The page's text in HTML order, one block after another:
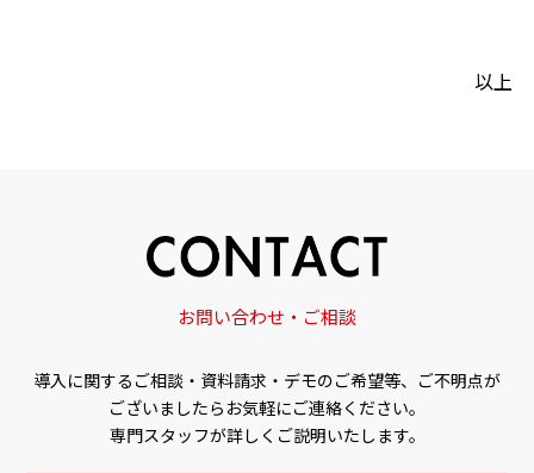
以上
お問い合わせ・ご相談
導入に関するご相談・資料請求・デモのご希望等、ご不明点が
ございましたらお気軽にご連絡ください。
専門スタッフが詳しくご説明いたします。